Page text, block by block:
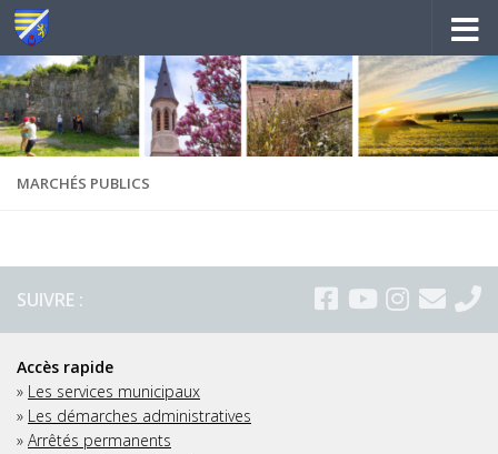
Au dessous du contenu
MARCHÉS PUBLICS
SUIVRE :
Accès rapide
» Les services municipaux
» Les démarches administratives
» Arrêtés permanents